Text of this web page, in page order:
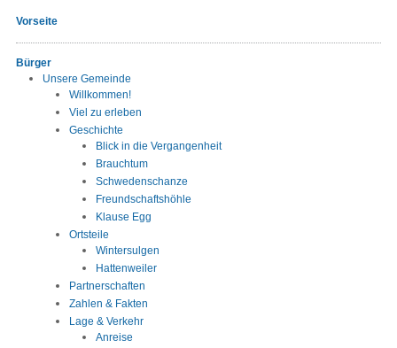
Vorseite
Bürger
Unsere Gemeinde
Willkommen!
Viel zu erleben
Geschichte
Blick in die Vergangenheit
Brauchtum
Schwedenschanze
Freundschaftshöhle
Klause Egg
Ortsteile
Wintersulgen
Hattenweiler
Partnerschaften
Zahlen & Fakten
Lage & Verkehr
Anreise